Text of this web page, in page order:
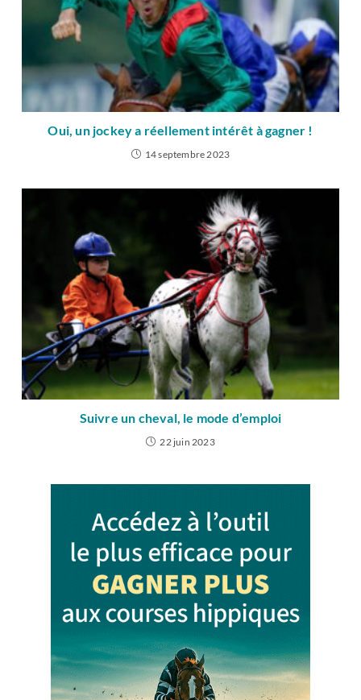
Oui, un jockey a réellement intérêt à gagner !
14 septembre 2023
Suivre un cheval, le mode d’emploi
22 juin 2023